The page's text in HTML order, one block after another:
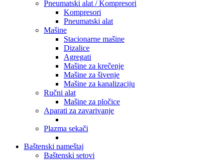
Pneumatski alat / Kompresori
Kompresori
Pneumatski alat
Mašine
Stacionarne mašine
Dizalice
Agregati
Mašine za krečenje
Mašine za šivenje
Mašine za kanalizaciju
Ručni alat
Mašine za pločice
Aparati za zavarivanje
Plazma sekači
Baštenski nameštaj
Baštenski setovi